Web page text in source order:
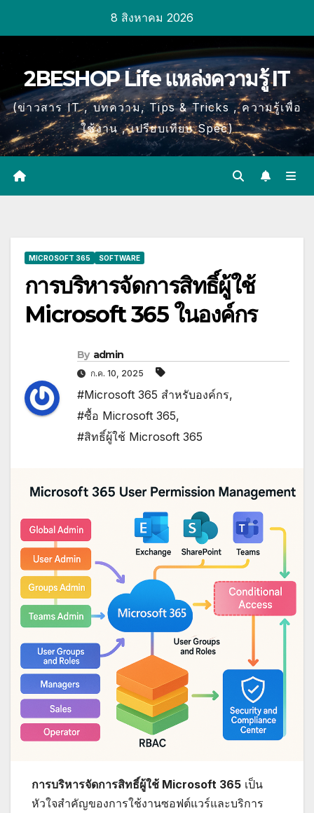
content
8 สิงหาคม 2026
2BESHOP Life แหล่งความรู้ IT
(ข่าวสาร IT , บทความ, Tips & Tricks , ความรู้เพื่อ
ใช้งาน , เปรียบเทียบ Spec)
MICROSOFT 365 SOFTWARE
การบริหารจัดการสิทธิ์ผู้ใช้
Microsoft 365 ในองค์กร
By admin
ก.ค. 10, 2025
#Microsoft 365 สำหรับองค์กร,
#ซื้อ Microsoft 365,
#สิทธิ์ผู้ใช้ Microsoft 365
การบริหารจัดการสิทธิ์ผู้ใช้ Microsoft 365 เป็น
หัวใจสำคัญของการใช้งานซอฟต์แวร์และบริการ